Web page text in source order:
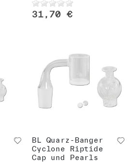
31,70 €
BL Quarz-Banger
Cyclone Riptide
Cap und Pearls